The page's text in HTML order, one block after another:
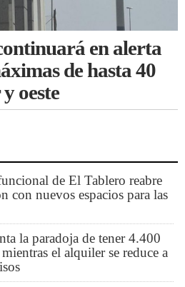
en alerta
de hasta 40
oeste
de El Tablero reabre
con nuevos espacios para las
la paradoja de tener 4.400
el alquiler se reduce a